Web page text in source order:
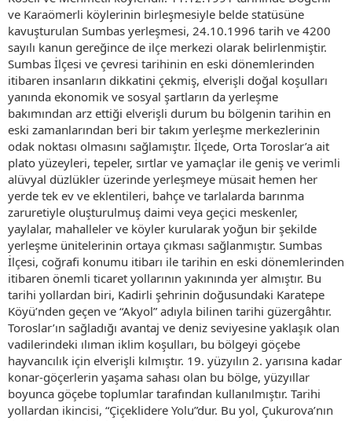
ve Karaömerli köylerinin birleşmesiyle belde statüsüne
kavuşturulan Sumbas yerleşmesi, 24.10.1996 tarih ve 4200
sayılı kanun gereğince de ilçe merkezi olarak belirlenmiştir.
Sumbas İlçesi ve çevresi tarihinin en eski dönemlerinden
itibaren insanların dikkatini çekmiş, elverişli doğal koşulları
yanında ekonomik ve sosyal şartların da yerleşme
bakımından arz ettiği elverişli durum bu bölgenin tarihin en
eski zamanlarından beri bir takım yerleşme merkezlerinin
odak noktası olmasını sağlamıştır. İlçede, Orta Toroslar’a ait
plato yüzeyleri, tepeler, sırtlar ve yamaçlar ile geniş ve verimli
alüvyal düzlükler üzerinde yerleşmeye müsait hemen her
yerde tek ev ve eklentileri, bahçe ve tarlalarda barınma
zaruretiyle oluşturulmuş daimi veya geçici meskenler,
yaylalar, mahalleler ve köyler kurularak yoğun bir şekilde
yerleşme ünitelerinin ortaya çıkması sağlanmıştır. Sumbas
İlçesi, coğrafi konumu itibarı ile tarihin en eski dönemlerinden
itibaren önemli ticaret yollarının yakınında yer almıştır. Bu
tarihi yollardan biri, Kadirli şehrinin doğusundaki Karatepe
Köyü’nden geçen ve “Akyol” adıyla bilinen tarihi güzergâhtır.
Toroslar’ın sağladığı avantaj ve deniz seviyesine yaklaşık olan
vadilerindeki ılıman iklim koşulları, bu bölgeyi göçebe
hayvancılık için elverişli kılmıştır. 19. yüzyılın 2. yarısına kadar
konar-göçerlerin yaşama sahası olan bu bölge, yüzyıllar
boyunca göçebe toplumlar tarafından kullanılmıştır. Tarihi
yollardan ikincisi, “Çiçeklidere Yolu”dur. Bu yol, Çukurova’nın